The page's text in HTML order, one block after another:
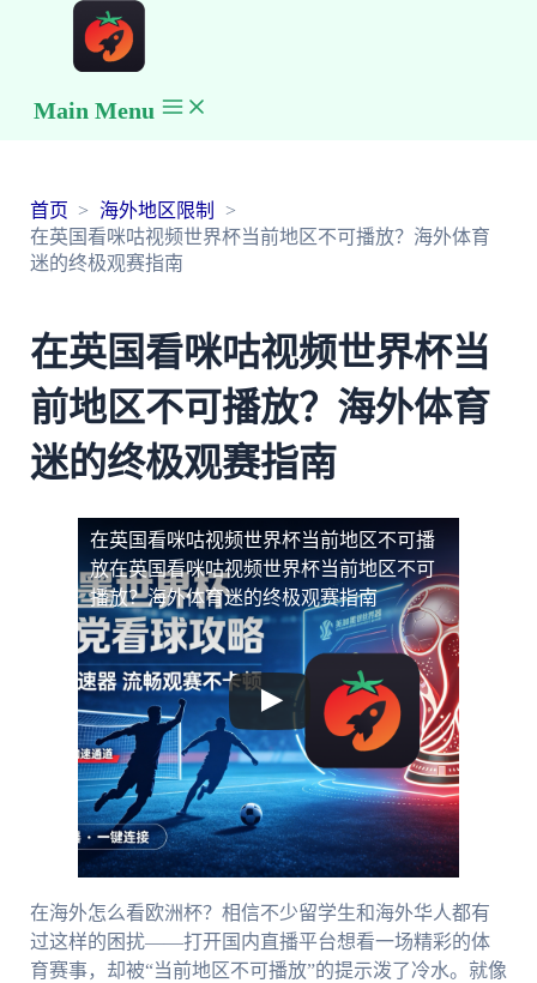
Main Menu
首页
海外地区限制
在英国看咪咕视频世界杯当前地区不可播放？海外体育
迷的终极观赛指南
在英国看咪咕视频世界杯当
前地区不可播放？海外体育
迷的终极观赛指南
在英国看咪咕视频世界杯当前地区不可播
放在英国看咪咕视频世界杯当前地区不可
播放？海外体育迷的终极观赛指南
在海外怎么看欧洲杯？相信不少留学生和海外华人都有
过这样的困扰——打开国内直播平台想看一场精彩的体
育赛事，却被“当前地区不可播放”的提示泼了冷水。就像